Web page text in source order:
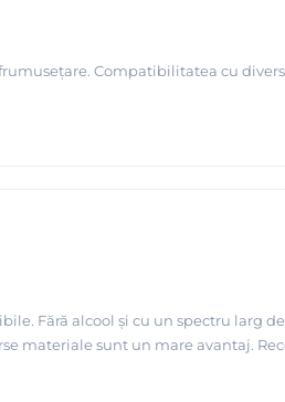
Compatibilitatea cu
Fără alcool și cu un spectru larg
materiale sunt un mare avantaj.